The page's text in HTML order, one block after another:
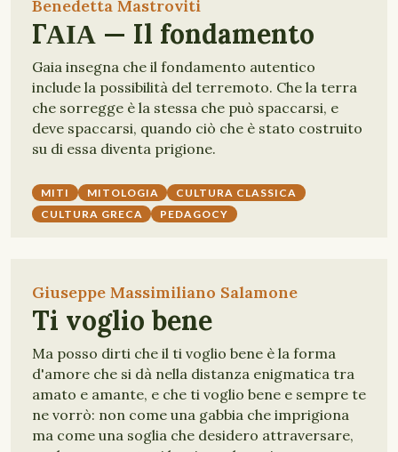
Benedetta Mastroviti
ΓΑΙΑ — Il fondamento
Gaia insegna che il fondamento autentico
include la possibilità del terremoto. Che la terra
che sorregge è la stessa che può spaccarsi, e
deve spaccarsi, quando ciò che è stato costruito
su di essa diventa prigione.
MITI MITOLOGIA
CULTURA CLASSICA
CULTURA GRECA
PEDAGOCY
Giuseppe Massimiliano Salamone
Ti voglio bene
Ma posso dirti che il ti voglio bene è la forma
d'amore che si dà nella distanza enigmatica tra
amato e amante, e che ti voglio bene e sempre te
ne vorrò: non come una gabbia che imprigiona
ma come una soglia che desidero attraversare,